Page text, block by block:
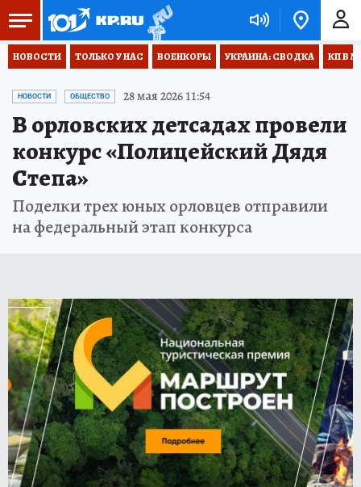
НОВОСТИ ТОЛЬКО У НАС ВОЕНКОРЫ УКРАИНА: СВОДКА КП В
НОВОСТИ ОБЩЕСТВО 28 мая 2026 11:54
В орловских детсадах провели
конкурс «Полицейский Дядя
Степа»
Поделки трех юных орловцев отправили
на федеральный этап конкурса